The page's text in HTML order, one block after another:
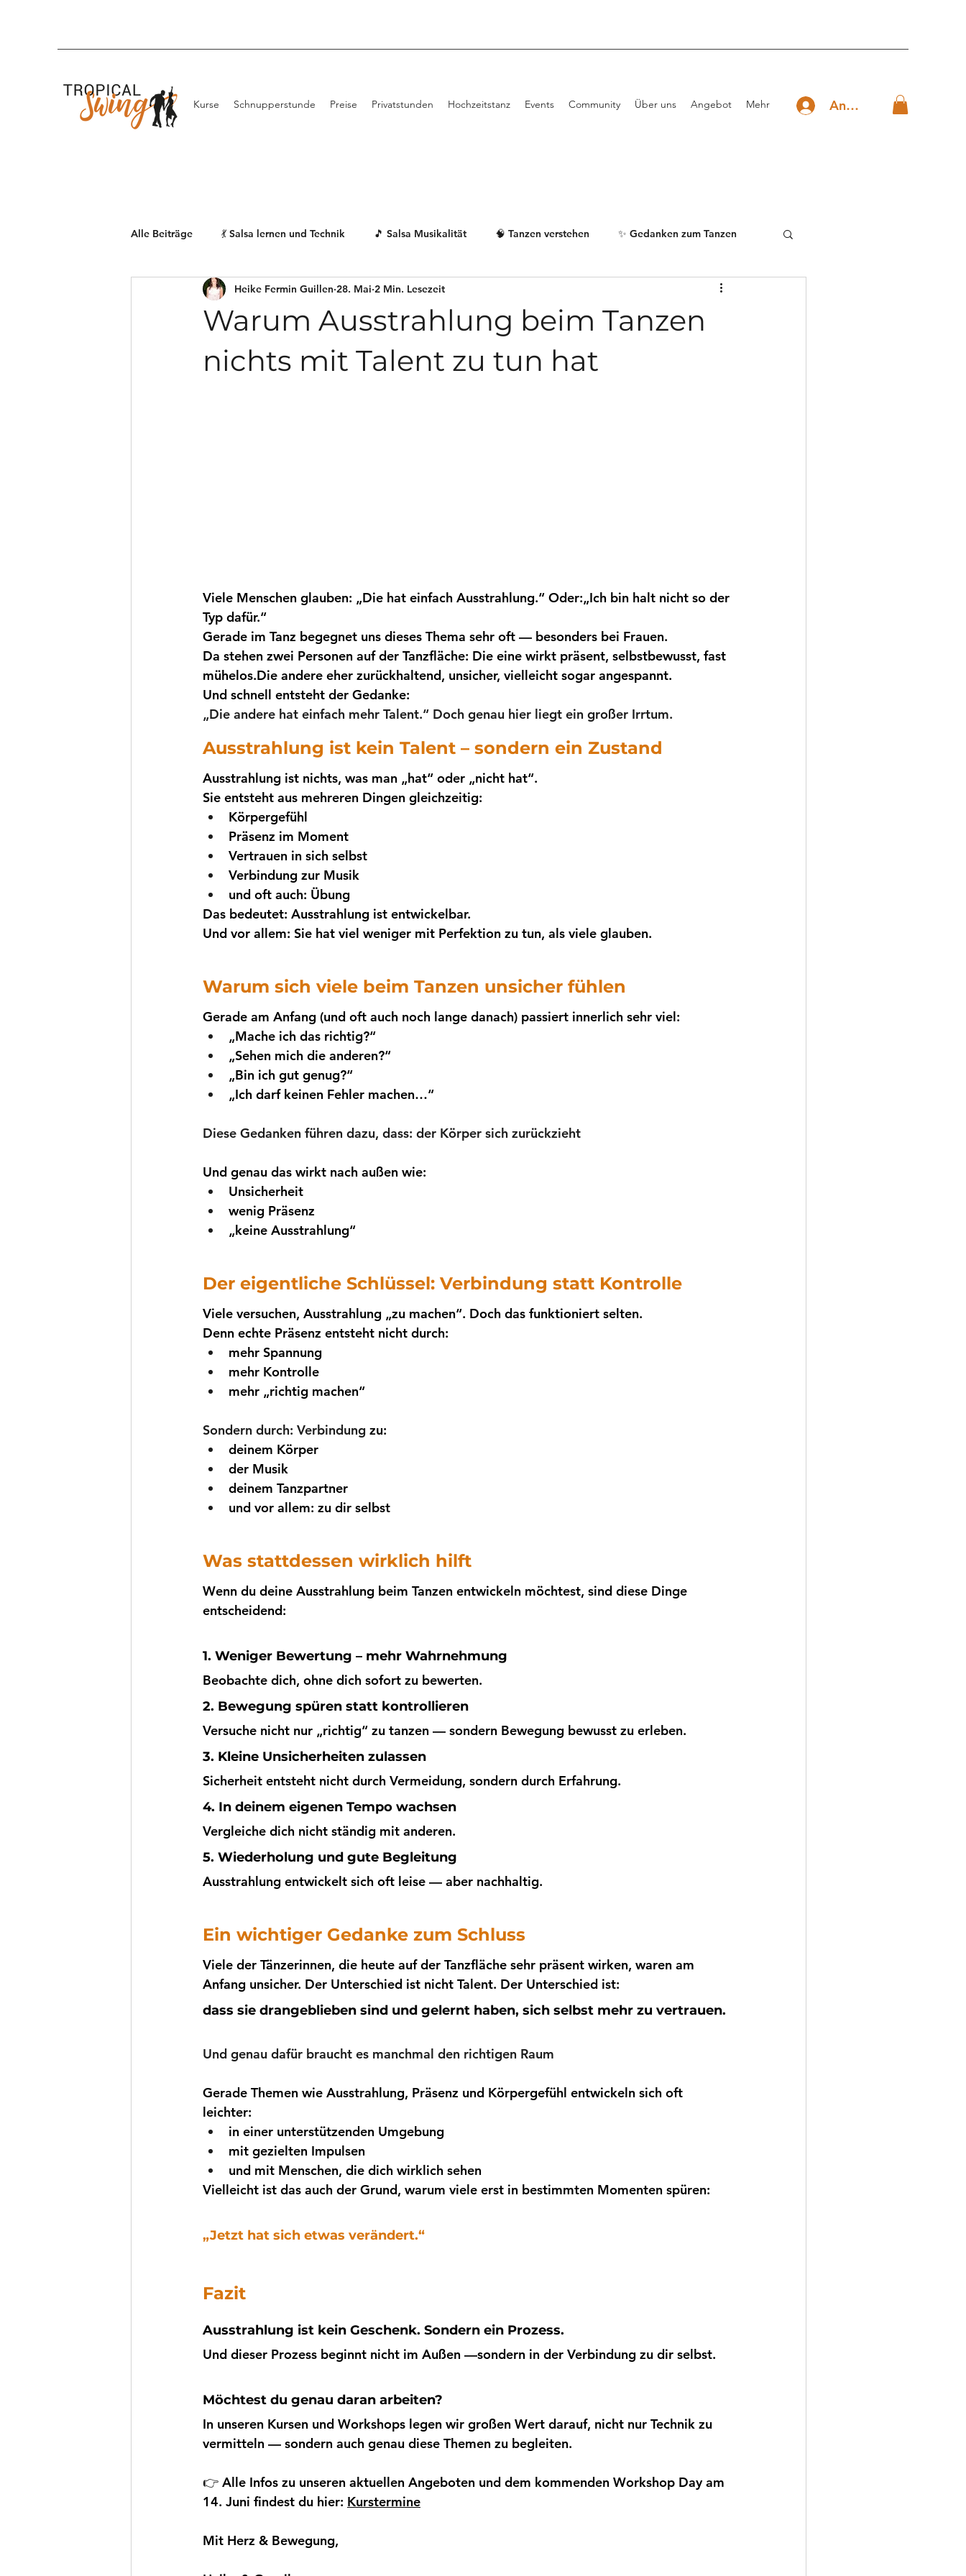
Kurse Schnupperstunde Preise Privatstunden Hochzeitstanz Events Community Über uns Angebot Mehr Anmelden
Alle Beiträge 💃 Salsa lernen und Technik 🎵 Salsa Musikalität 🧠 Tanzen verstehen ✨ Gedanken zum Tanzen
Warum Ausstrahlung beim Tanzen
nichts mit Talent zu tun hat
Heike Fermin Guillen 28. Mai 2 Min. Lesezeit
Viele Menschen glauben: „Die hat einfach Ausstrahlung.“ Oder:„Ich bin halt nicht so der
Typ dafür.“
Gerade im Tanz begegnet uns dieses Thema sehr oft — besonders bei Frauen.
Da stehen zwei Personen auf der Tanzfläche: Die eine wirkt präsent, selbstbewusst, fast
mühelos.Die andere eher zurückhaltend, unsicher, vielleicht sogar angespannt.
Und schnell entsteht der Gedanke:
„Die andere hat einfach mehr Talent.“ Doch genau hier liegt ein großer Irrtum.
Ausstrahlung ist kein Talent – sondern ein Zustand
Ausstrahlung ist nichts, was man „hat“ oder „nicht hat“.
Sie entsteht aus mehreren Dingen gleichzeitig:
Körpergefühl
Präsenz im Moment
Vertrauen in sich selbst
Verbindung zur Musik
und oft auch: Übung
Das bedeutet: Ausstrahlung ist entwickelbar.
Und vor allem: Sie hat viel weniger mit Perfektion zu tun, als viele glauben.
Warum sich viele beim Tanzen unsicher fühlen
Gerade am Anfang (und oft auch noch lange danach) passiert innerlich sehr viel:
„Mache ich das richtig?“
„Sehen mich die anderen?“
„Bin ich gut genug?“
„Ich darf keinen Fehler machen…“
Diese Gedanken führen dazu, dass: der Körper sich zurückzieht
Und genau das wirkt nach außen wie:
Unsicherheit
wenig Präsenz
„keine Ausstrahlung“
Der eigentliche Schlüssel: Verbindung statt Kontrolle
Viele versuchen, Ausstrahlung „zu machen“. Doch das funktioniert selten.
Denn echte Präsenz entsteht nicht durch:
mehr Spannung
mehr Kontrolle
mehr „richtig machen“
Sondern durch: Verbindung zu:
deinem Körper
der Musik
deinem Tanzpartner
und vor allem: zu dir selbst
Was stattdessen wirklich hilft
Wenn du deine Ausstrahlung beim Tanzen entwickeln möchtest, sind diese Dinge
entscheidend:
1. Weniger Bewertung – mehr Wahrnehmung
Beobachte dich, ohne dich sofort zu bewerten.
2. Bewegung spüren statt kontrollieren
Versuche nicht nur „richtig“ zu tanzen — sondern Bewegung bewusst zu erleben.
3. Kleine Unsicherheiten zulassen
Sicherheit entsteht nicht durch Vermeidung, sondern durch Erfahrung.
4. In deinem eigenen Tempo wachsen
Vergleiche dich nicht ständig mit anderen.
5. Wiederholung und gute Begleitung
Ausstrahlung entwickelt sich oft leise — aber nachhaltig.
Ein wichtiger Gedanke zum Schluss
Viele der Tänzerinnen, die heute auf der Tanzfläche sehr präsent wirken, waren am
Anfang unsicher. Der Unterschied ist nicht Talent. Der Unterschied ist:
dass sie drangeblieben sind und gelernt haben, sich selbst mehr zu vertrauen.
Und genau dafür braucht es manchmal den richtigen Raum
Gerade Themen wie Ausstrahlung, Präsenz und Körpergefühl entwickeln sich oft
leichter:
in einer unterstützenden Umgebung
mit gezielten Impulsen
und mit Menschen, die dich wirklich sehen
Vielleicht ist das auch der Grund, warum viele erst in bestimmten Momenten spüren:
„Jetzt hat sich etwas verändert.“
Fazit
Ausstrahlung ist kein Geschenk. Sondern ein Prozess.
Und dieser Prozess beginnt nicht im Außen —sondern in der Verbindung zu dir selbst.
Möchtest du genau daran arbeiten?
In unseren Kursen und Workshops legen wir großen Wert darauf, nicht nur Technik zu
vermitteln — sondern auch genau diese Themen zu begleiten.
👉 Alle Infos zu unseren aktuellen Angeboten und dem kommenden Workshop Day am
14. Juni findest du hier: Kurstermine
Mit Herz & Bewegung,